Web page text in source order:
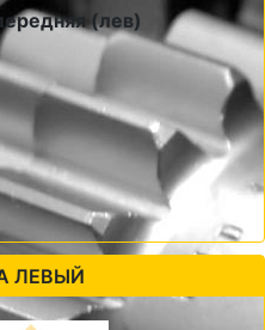
(лев)
ЛЕВЫЙ